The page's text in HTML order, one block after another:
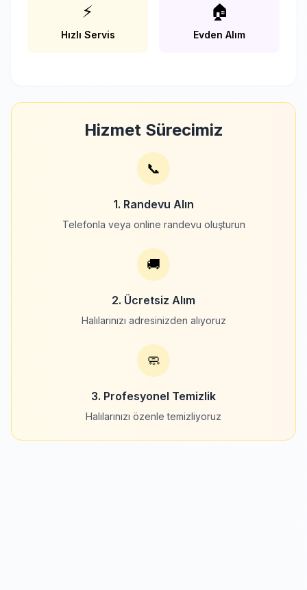
⚡
Hızlı Servis
🏠
Evden Alım
Hizmet Sürecimiz
📞
1. Randevu Alın
Telefonla veya online randevu oluşturun
🚚
2. Ücretsiz Alım
Halılarınızı adresinizden alıyoruz
🧼
3. Profesyonel Temizlik
Halılarınızı özenle temizliyoruz